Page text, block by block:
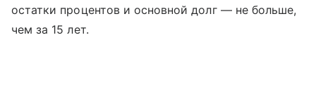
остатки процентов и основной долг — не больше,
чем за 15 лет.